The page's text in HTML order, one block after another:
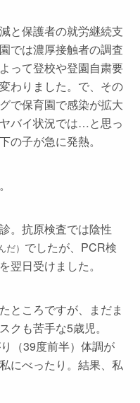
と保護者の就労継続支
では濃厚接触者の調査
って登校や登園自粛要
わりました。で、その
で保育園で感染が拡大
バイ状況では…と思っ
の子が急に発熱。
。抗原検査では陰性
） でしたが、PCR検
翌日受けました。
ところですが、まだま
クも苦手な5歳児。
（39度前半）体調が
にべったり。結果、私